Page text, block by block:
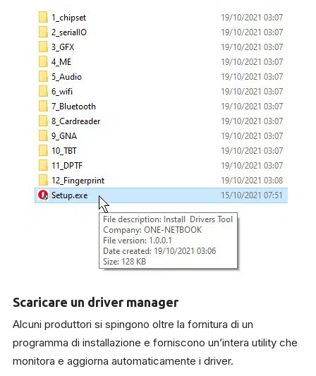
Scaricare un driver manager
Alcuni produttori si spingono oltre la fornitura di un
programma di installazione e forniscono un’intera utility che
monitora e aggiorna automaticamente i driver.